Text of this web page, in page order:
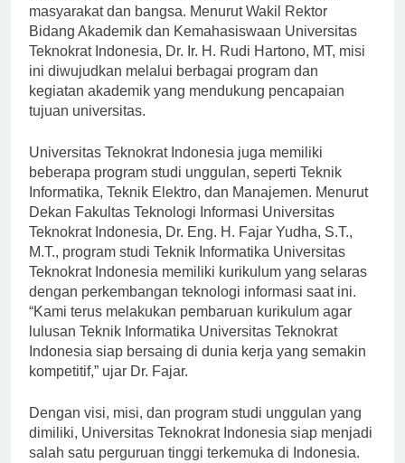
masyarakat dan bangsa. Menurut Wakil Rektor
Bidang Akademik dan Kemahasiswaan Universitas
Teknokrat Indonesia, Dr. Ir. H. Rudi Hartono, MT, misi
ini diwujudkan melalui berbagai program dan
kegiatan akademik yang mendukung pencapaian
tujuan universitas.
Universitas Teknokrat Indonesia juga memiliki
beberapa program studi unggulan, seperti Teknik
Informatika, Teknik Elektro, dan Manajemen. Menurut
Dekan Fakultas Teknologi Informasi Universitas
Teknokrat Indonesia, Dr. Eng. H. Fajar Yudha, S.T.,
M.T., program studi Teknik Informatika Universitas
Teknokrat Indonesia memiliki kurikulum yang selaras
dengan perkembangan teknologi informasi saat ini.
“Kami terus melakukan pembaruan kurikulum agar
lulusan Teknik Informatika Universitas Teknokrat
Indonesia siap bersaing di dunia kerja yang semakin
kompetitif,” ujar Dr. Fajar.
Dengan visi, misi, dan program studi unggulan yang
dimiliki, Universitas Teknokrat Indonesia siap menjadi
salah satu perguruan tinggi terkemuka di Indonesia.